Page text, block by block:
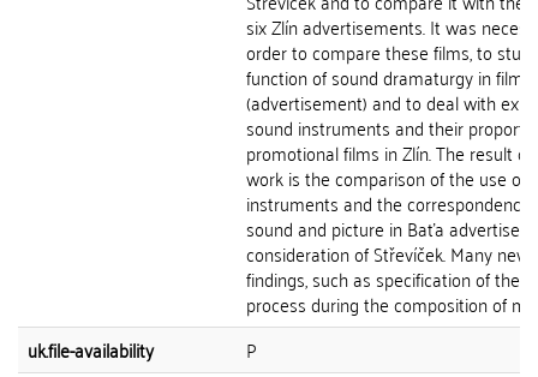
six Zlín advertisements. It was
order to compare these films, to
function of sound dramaturgy in film
(advertisement) and to deal with
sound instruments and their
promotional films in Zlín. The result
work is the comparison of the use of
instruments and the correspondence
sound and picture in Baťa
consideration of Střevíček. Many new
findings, such as specification of the
process during the composition of
uk.file-availability
P